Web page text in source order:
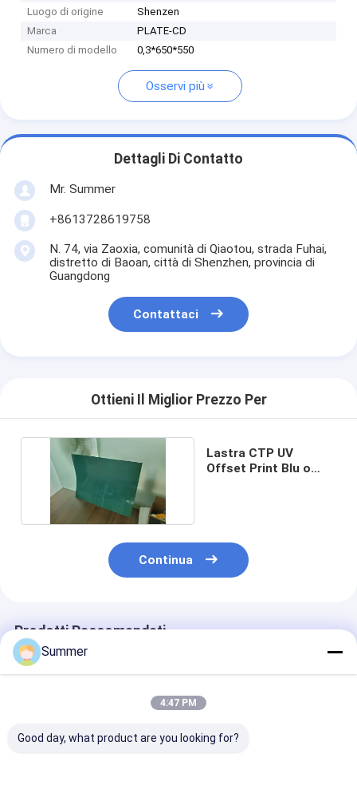
Luogo di origine
Shenzen
Marca
PLATE-CD
Numero di modello
0,3*650*550
Osservi più
Dettagli Di Contatto
Mr. Summer
+8613728619758
N. 74, via Zaoxia, comunità di Qiaotou, strada Fuhai,
distretto di Baoan, città di Shenzhen, provincia di
Guangdong
Contattaci
Ottieni Il Miglior Prezzo Per
Lastra CTP UV
Offset Print Blu o
Continua
Prodotti Raccomandati
Summer
4:47 PM
Good day, what product are you looking for?